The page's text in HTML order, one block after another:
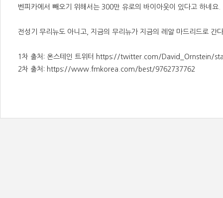
벤피카에서 빼오기 위해서는 300만 유로의 바이아웃이 있다고 하네요.
전성기 무리뉴도 아니고, 지금의 무리뉴가 지금의 레알 마드리드로 간
1차 출처: 온스테인 트위터
https://twitter.com/David_Ornstein/
2차 출처: https://www.fmkorea.com/best/9762737762